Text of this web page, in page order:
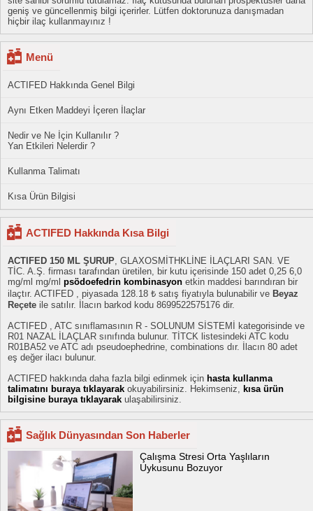
geniş ve güncellenmiş bilgi içerirler. Lütfen doktorunuza danışmadan
hiçbir ilaç kullanmayınız !
Menü
ACTIFED Hakkında Genel Bilgi
Aynı Etken Maddeyi İçeren İlaçlar
Nedir ve Ne İçin Kullanılır ?
Yan Etkileri Nelerdir ?
Kullanma Talimatı
Kısa Ürün Bilgisi
ACTIFED Hakkında Kısa Bilgi
ACTIFED 150 ML ŞURUP, GLAXOSMİTHKLİNE İLAÇLARI SAN. VE
TİC. A.Ş. firması tarafından üretilen, bir kutu içerisinde 150 adet 0,25 6,0
mg/ml mg/ml psödoefedrin kombinasyon etkin maddesi barındıran bir
ilaçtır. ACTIFED , piyasada 128.18 ₺ satış fiyatıyla bulunabilir ve Beyaz
Reçete ile satılır. İlacın barkod kodu 8699522575176 dir.
ACTIFED , ATC sınıflamasının R - SOLUNUM SİSTEMİ kategorisinde ve
R01 NAZAL İLAÇLAR sınıfında bulunur. TİTCK listesindeki ATC kodu
R01BA52 ve ATC adı pseudoephedrine, combinations dır. İlacın 80 adet
eş değer ilacı bulunur.
ACTIFED hakkında daha fazla bilgi edinmek için hasta kullanma
talimatını buraya tıklayarak okuyabilirsiniz. Hekimseniz, kısa ürün
bilgisine buraya tıklayarak ulaşabilirsiniz.
Sağlık Dünyasından Son Haberler
Çalışma Stresi Orta Yaşlıların
Uykusunu Bozuyor